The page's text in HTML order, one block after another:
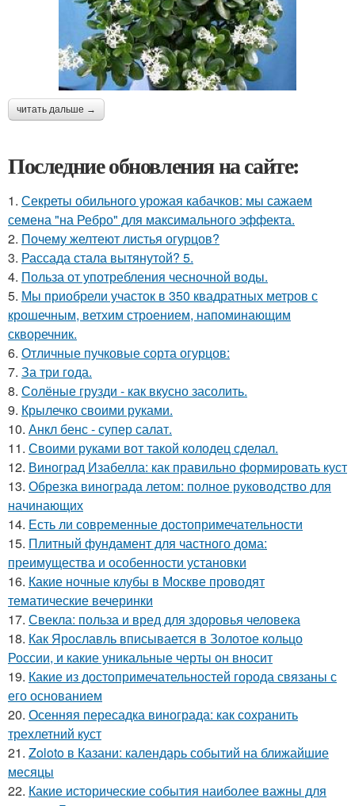
читать дальше →
Последние обновления на сайте:
1. Секреты обильного урожая кабачков: мы сажаем
семена "на Ребро" для максимального эффекта.
2. Почему желтеют листья огурцов?
3. Рассада стала вытянутой? 5.
4. Польза от употребления чесночной воды.
5. Мы приобрели участок в 350 квадратных метров с
крошечным, ветхим строением, напоминающим
скворечник.
6. Отличные пучковые сорта огурцов:
7. За три года.
8. Солёные грузди - как вкусно засолить.
9. Крылечко своими руками.
10. Анкл бенс - супер салат.
11. Своими руками вот такой колодец сделал.
12. Виноград Изабелла: как правильно формировать куст
13. Обрезка винограда летом: полное руководство для
начинающих
14. Есть ли современные достопримечательности
15. Плитный фундамент для частного дома:
преимущества и особенности установки
16. Какие ночные клубы в Москве проводят
тематические вечеринки
17. Свекла: польза и вред для здоровья человека
18. Как Ярославль вписывается в Золотое кольцо
России, и какие уникальные черты он вносит
19. Какие из достопримечательностей города связаны с
его основанием
20. Осенняя пересадка винограда: как сохранить
трехлетний куст
21. Zoloto в Казани: календарь событий на ближайшие
месяцы
22. Какие исторические события наиболее важны для